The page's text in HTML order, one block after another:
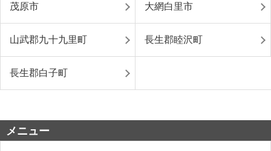
茂原市 大網白里市
山武郡九十九里町 長生郡睦沢町
長生郡白子町
メニュー